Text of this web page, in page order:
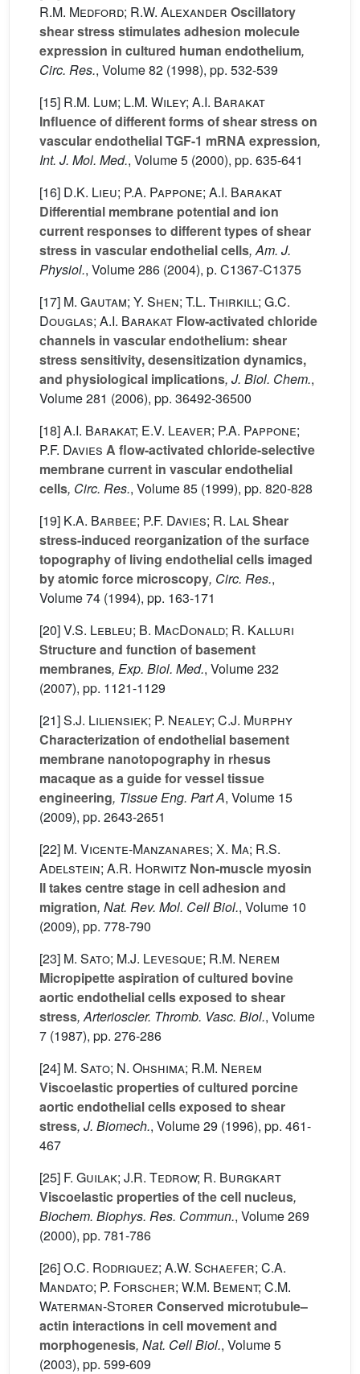
R.M. Medford; R.W. Alexander Oscillatory
shear stress stimulates adhesion molecule
expression in cultured human endothelium,
Circ. Res., Volume 82 (1998), pp. 532-539
[15] R.M. Lum; L.M. Wiley; A.I. Barakat
Influence of different forms of shear stress on
vascular endothelial TGF-1 mRNA expression,
Int. J. Mol. Med., Volume 5 (2000), pp. 635-641
[16] D.K. Lieu; P.A. Pappone; A.I. Barakat
Differential membrane potential and ion
current responses to different types of shear
stress in vascular endothelial cells, Am. J.
Physiol., Volume 286 (2004), p. C1367-C1375
[17] M. Gautam; Y. Shen; T.L. Thirkill; G.C.
Douglas; A.I. Barakat Flow-activated chloride
channels in vascular endothelium: shear
stress sensitivity, desensitization dynamics,
and physiological implications, J. Biol. Chem.,
Volume 281 (2006), pp. 36492-36500
[18]A.I. Barakat; E.V. Leaver; P.A. Pappone;
P.F. Davies A flow-activated chloride-selective
membrane current in vascular endothelial
cells, Circ. Res., Volume 85 (1999), pp. 820-828
[19] K.A. Barbee; P.F. Davies; R. LalShear
stress-induced reorganization of the surface
topography of living endothelial cells imaged
by atomic force microscopy, Circ. Res.,
Volume 74 (1994), pp. 163-171
[20]V.S. Lebleu; B. MacDonald; R. Kalluri
Structure and function of basement
membranes, Exp. Biol. Med., Volume 232
(2007), pp. 1121-1129
[21]S.J. Liliensiek; P. Nealey; C.J. Murphy
Characterization of endothelial basement
membrane nanotopography in rhesus
macaque as a guide for vessel tissue
engineering, Tissue Eng. Part A, Volume 15
(2009), pp. 2643-2651
[22] M. Vicente-Manzanares; X. Ma; R.S.
Adelstein; A.R. Horwitz Non-muscle myosin
II takes centre stage in cell adhesion and
migration, Nat. Rev. Mol. Cell Biol., Volume 10
(2009), pp. 778-790
[23] M. Sato; M.J. Levesque; R.M. Nerem
Micropipette aspiration of cultured bovine
aortic endothelial cells exposed to shear
stress, Arterioscler. Thromb. Vasc. Biol., Volume
7 (1987), pp. 276-286
[24] M. Sato; N. Ohshima; R.M. Nerem
Viscoelastic properties of cultured porcine
aortic endothelial cells exposed to shear
stress, J. Biomech., Volume 29 (1996), pp. 461-
467
[25] F. Guilak; J.R. Tedrow; R. Burgkart
Viscoelastic properties of the cell nucleus,
Biochem. Biophys. Res. Commun., Volume 269
(2000), pp. 781-786
[26]O.C. Rodriguez; A.W. Schaefer; C.A.
Mandato; P. Forscher; W.M. Bement; C.M.
Waterman-Storer Conserved microtubule–
actin interactions in cell movement and
morphogenesis, Nat. Cell Biol., Volume 5
(2003), pp. 599-609